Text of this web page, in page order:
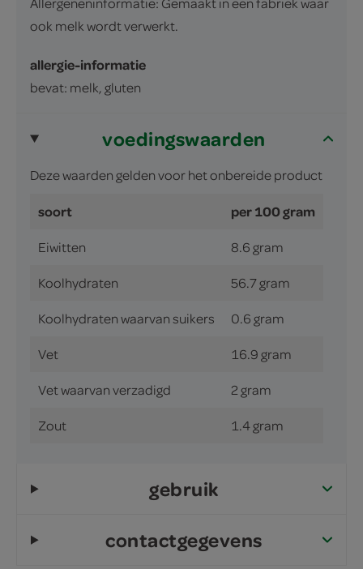
ook melk wordt verwerkt.
allergie-informatie
bevat: melk, gluten
voedingswaarden
Deze waarden gelden voor het onbereide product
soort per 100 gram
Eiwitten 8.6 gram
Koolhydraten 56.7 gram
Koolhydraten waarvan suikers 0.6 gram
Vet 16.9 gram
Vet waarvan verzadigd 2 gram
Zout 1.4 gram
gebruik
contactgegevens